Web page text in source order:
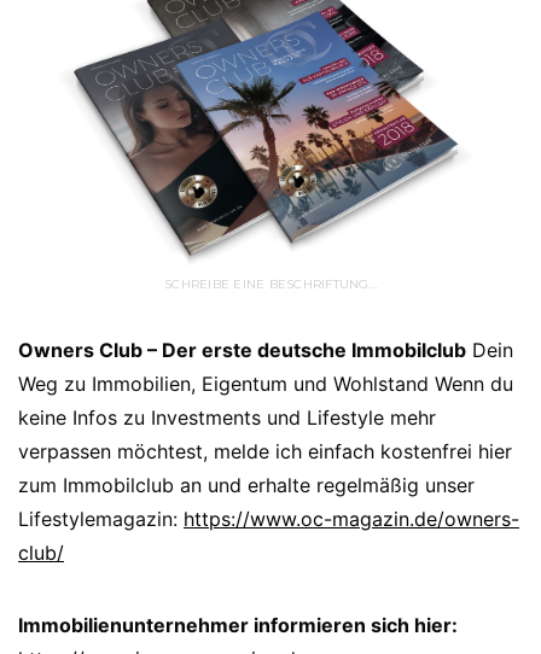
SCHREIBE EINE BESCHRIFTUNG…
Owners Club – Der erste deutsche Immobilclub Dein
Weg zu Immobilien, Eigentum und Wohlstand Wenn du
keine Infos zu Investments und Lifestyle mehr
verpassen möchtest, melde ich einfach kostenfrei hier
zum Immobilclub an und erhalte regelmäßig unser
Lifestylemagazin: https://www.oc-magazin.de/owners-
club/
Immobilienunternehmer informieren sich hier: